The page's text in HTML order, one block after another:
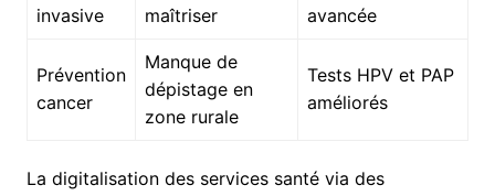
invasive
maîtriser
avancée
Prévention
cancer
Manque de
dépistage en
zone rurale
Tests HPV et PAP
améliorés
La digitalisation des services santé via des